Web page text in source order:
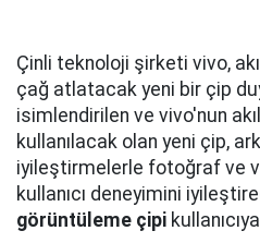
Çinli teknoloji şirketi vivo,
çağ atlatacak yeni bir çip
isimlendirilen ve vivo'nun
kullanılacak olan yeni çip,
iyileştirmelerle fotoğraf ve
kullanıcı deneyimini
görüntüleme çipi